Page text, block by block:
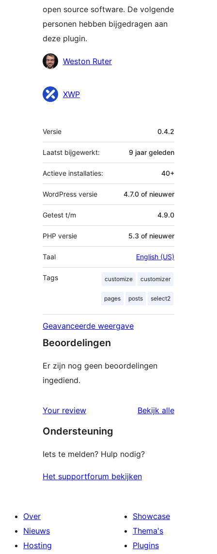
open source software. De volgende
personen hebben bijgedragen aan
deze plugin.
BijdragersWeston Ruter
XWP
Meta
Versie 0.4.2
Laatst bijgewerkt: 9 jaar geleden
Actieve installaties: 40+
WordPress versie 4.7.0 of nieuwer
Getest t/m 4.9.0
PHP versie 5.3 of nieuwer
Taal English (US)
Tags customize customizer
pages posts select2
Geavanceerde weergave
Beoordelingen
Er zijn nog geen beoordelingen
ingediend.
Your review Bekijk alle
Ondersteuning
Iets te melden? Hulp nodig?
Het supportforum bekijken
Over
Nieuws
Hosting
Showcase
Thema's
Plugins